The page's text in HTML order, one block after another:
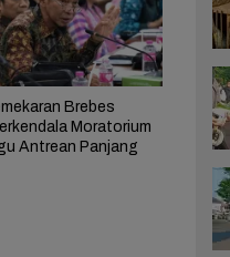
Brebes
Moratorium
Antrean Panjang